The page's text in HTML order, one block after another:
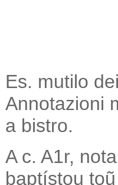
Es. mutilo
Annotazioni
a bistro.
A c. A1r,
baptístou